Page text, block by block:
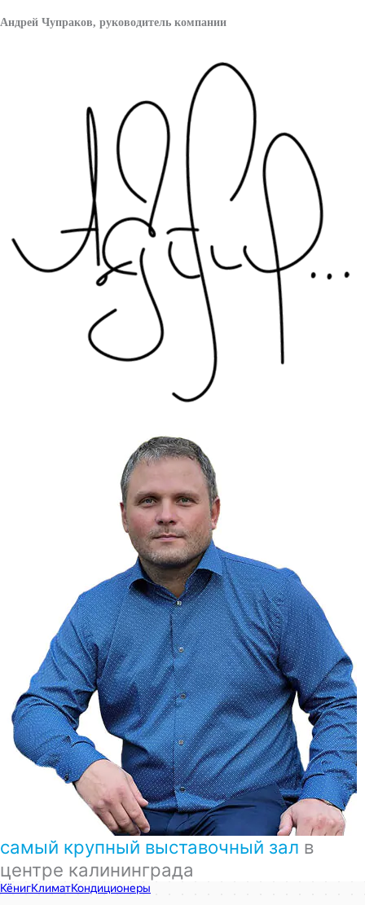
Андрей Чупраков, руководитель компании
самый крупный выставочный зал в
центре калининграда
КёнигКлимат
Кондиционеры в Калининграде